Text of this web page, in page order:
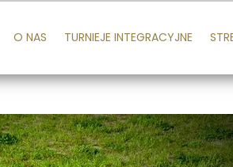
O NAS TURNIEJE INTEGRACYJNE